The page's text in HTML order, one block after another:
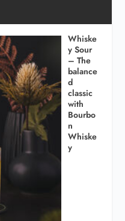
Whiske
y Sour
– The
balance
d
classic
with
Bourbo
n
Whiske
y